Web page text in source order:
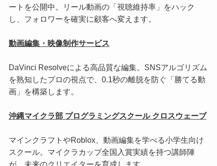
ートを公開中。リール動画の「視聴維持率」をハック
し、フォロワーを確実に顧客へ変えます。
動画編集・映像制作サービス
DaVinci Resolveによる高品質な編集。SNSアルゴリズム
を熟知したプロの視点で、0.1秒の離脱を防ぐ「勝てる動
画」を構築します。
沖縄マイクラ部 プログラミングスクール クロスウェーブ
マインクラフトやRoblox、動画編集を学べる小学生向け
スクール。マイクラカップ全国入賞実績を持つ講師陣
が、未来のクリエイターを育成します。